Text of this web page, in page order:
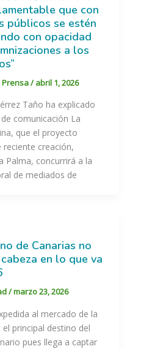
que con
públicos se estén
con opacidad
a los
Prensa/ abril 1, 2026
Taño ha explicado
comunicación La
que el proyecto
reciente creación,
Palma, concurrirá a la
de mediados de
de Canarias no
en lo que va
/marzo 23, 2026
al mercado de la
el principal destino del
pues llega a captar